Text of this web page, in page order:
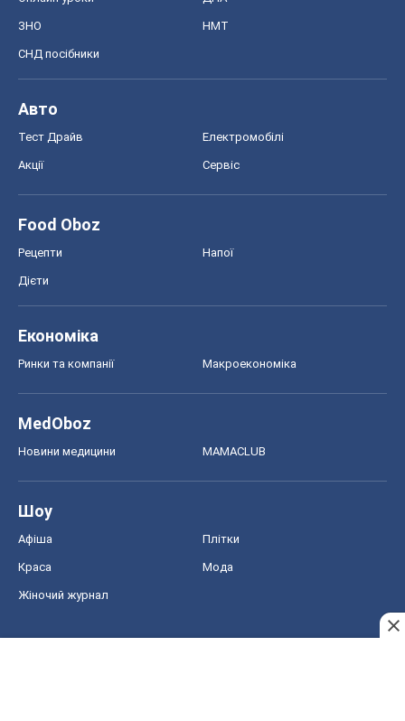
ЗНО НМТ
СНД посібники
Авто
Тест Драйв Електромобілі
Акції Сервіс
Food Oboz
Рецепти Напої
Дієти
Економіка
Ринки та компанії Макроекономіка
MedOboz
Новини медицини MAMACLUB
Шоу
Афіша Плітки
Краса Мода
Жіночий журнал